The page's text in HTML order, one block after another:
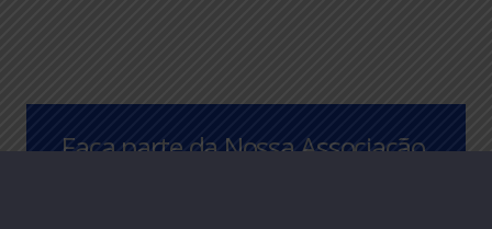
Faça parte da Nossa Associação,